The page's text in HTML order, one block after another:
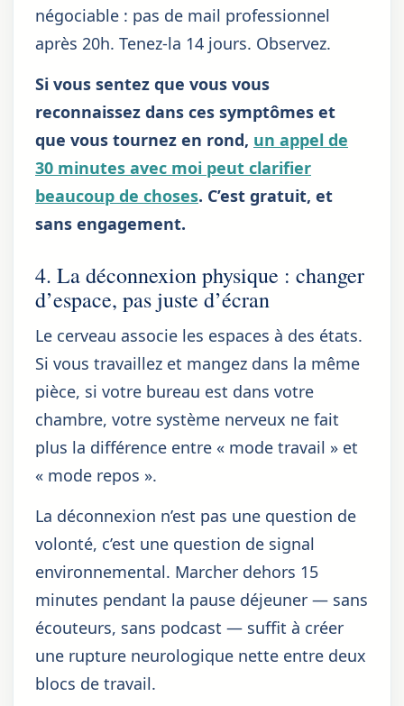
négociable : pas de mail professionnel
après 20h. Tenez-la 14 jours. Observez.
Si vous sentez que vous vous
reconnaissez dans ces symptômes et
que vous tournez en rond, un appel de
30 minutes avec moi peut clarifier
beaucoup de choses. C’est gratuit, et
sans engagement.
4. La déconnexion physique : changer
d’espace, pas juste d’écran
Le cerveau associe les espaces à des états.
Si vous travaillez et mangez dans la même
pièce, si votre bureau est dans votre
chambre, votre système nerveux ne fait
plus la différence entre « mode travail » et
« mode repos ».
La déconnexion n’est pas une question de
volonté, c’est une question de signal
environnemental. Marcher dehors 15
minutes pendant la pause déjeuner — sans
écouteurs, sans podcast — suffit à créer
une rupture neurologique nette entre deux
blocs de travail.